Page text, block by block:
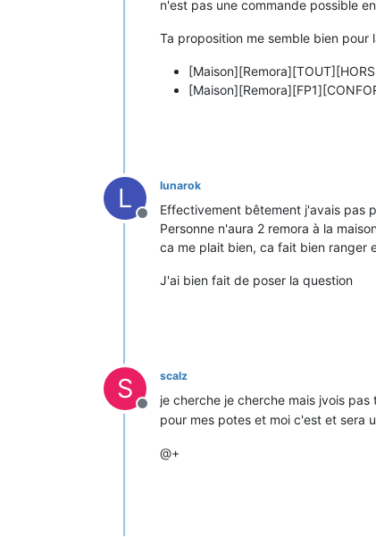
n'est pas une commande possible
Ta proposition me semble bien pour
L
Offline
lunarok
Effectivement bêtement j'avais pas
Personne n'aura 2 remora à la
ca me plait bien, ca fait bien ranger
J'ai bien fait de poser la question
S
Offline
scalz
je cherche je cherche mais jvois
pour mes potes et moi c'est et sera
@+